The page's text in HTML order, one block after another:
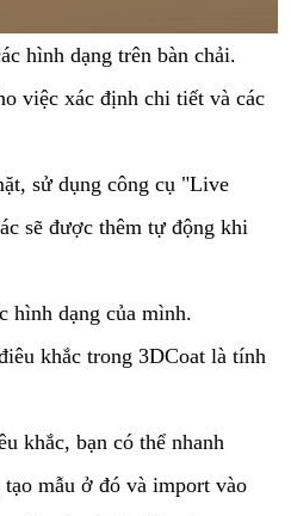
hình dạng trên bàn chải.
việc xác định chi tiết và các
sử dụng công cụ "Live
sẽ được thêm tự động khi
hình dạng của mình.
khắc trong 3DCoat là tính
khắc, bạn có thể nhanh
mẫu ở đó và import vào